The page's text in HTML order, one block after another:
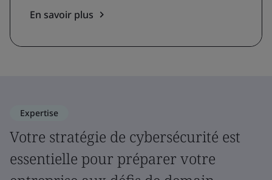
En savoir plus
Expertise
Votre stratégie de cybersécurité est
essentielle pour préparer votre